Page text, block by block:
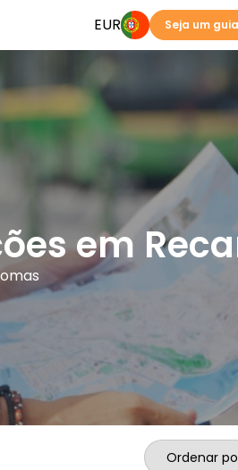
EUR Seja um guia
em
Ordenar